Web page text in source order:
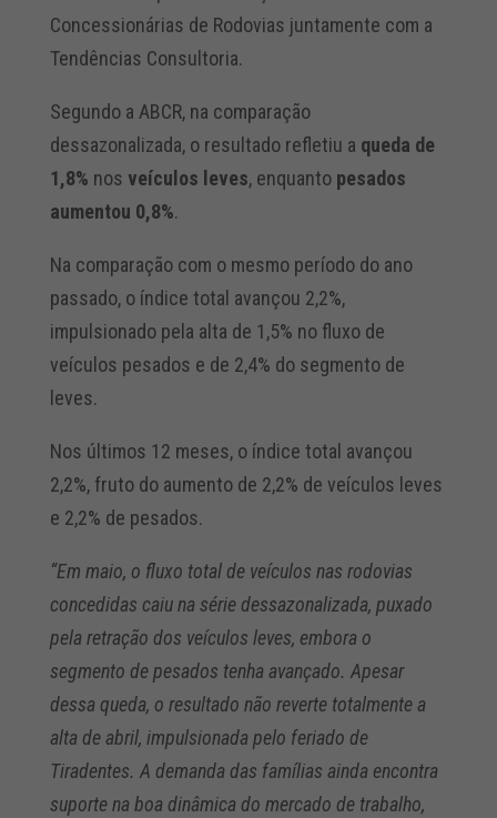
Concessionárias de Rodovias juntamente com a
Tendências Consultoria.
Segundo a ABCR, na comparação
dessazonalizada, o resultado refletiu a queda de
1,8% nos veículos leves, enquanto pesados
aumentou 0,8%.
Na comparação com o mesmo período do ano
passado, o índice total avançou 2,2%,
impulsionado pela alta de 1,5% no fluxo de
veículos pesados e de 2,4% do segmento de
leves.
Nos últimos 12 meses, o índice total avançou
2,2%, fruto do aumento de 2,2% de veículos leves
e 2,2% de pesados.
“Em maio, o fluxo total de veículos nas rodovias
concedidas caiu na série dessazonalizada, puxado
pela retração dos veículos leves, embora o
segmento de pesados tenha avançado. Apesar
dessa queda, o resultado não reverte totalmente a
alta de abril, impulsionada pelo feriado de
Tiradentes. A demanda das famílias ainda encontra
suporte na boa dinâmica do mercado de trabalho,